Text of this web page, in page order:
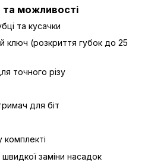
та можливості
та кусачки
ключ (розкриття губок до 25
точного різу
для біт
комплекті
заміни насадок